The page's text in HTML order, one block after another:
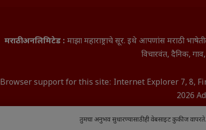
मराठी अनलिमिटेड : माझा महाराष्ट्राचे सूर. इथे आपणांस मराठी
विचारवंत, दैनिक,
Browser support for this site: Internet Explorer 7, 8,
2026
तुमचा अनुभव सुधारण्यासाठी ही वेबसाइट कुकीज